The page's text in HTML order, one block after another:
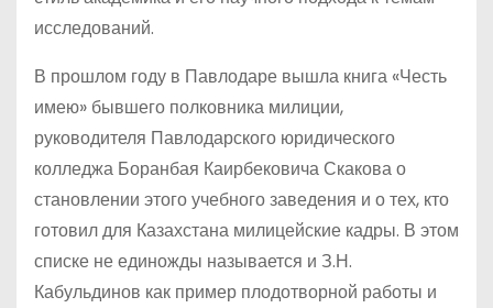
исследований.
В прошлом году в Павлодаре вышла книга «Честь
имею» бывшего полковника милиции,
руководителя Павлодарского юридического
колледжа Боранбая Каирбековича Скакова о
становлении этого учебного заведения и о тех, кто
готовил для Казахстана милицейские кадры. В этом
списке не единожды называется и З.Н.
Кабульдинов как пример плодотворной работы и